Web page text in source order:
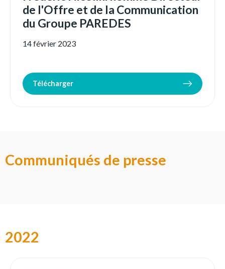
de l'Offre et de la Communication
du Groupe PAREDES
14 février 2023
Télécharger
Communiqués de presse
2022